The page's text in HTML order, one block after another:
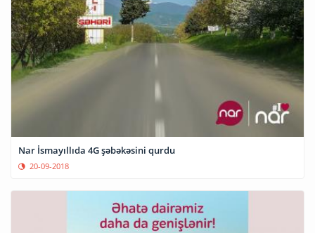
Nar İsmayıllıda 4G şəbəkəsini qurdu
20-09-2018